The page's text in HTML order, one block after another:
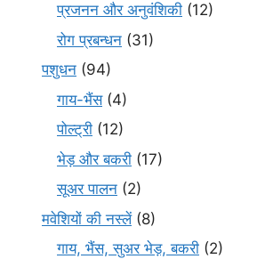
प्रजनन और अनुवंशिकी (12)
रोग प्रबन्धन (31)
पशुधन (94)
गाय-भैंस(4)
पोल्ट्री (12)
भेड़ और बकरी (17)
सूअर पालन (2)
मवेशियों की नस्लें(8)
गाय, भैंस, सुअर भेड़, बकरी (2)